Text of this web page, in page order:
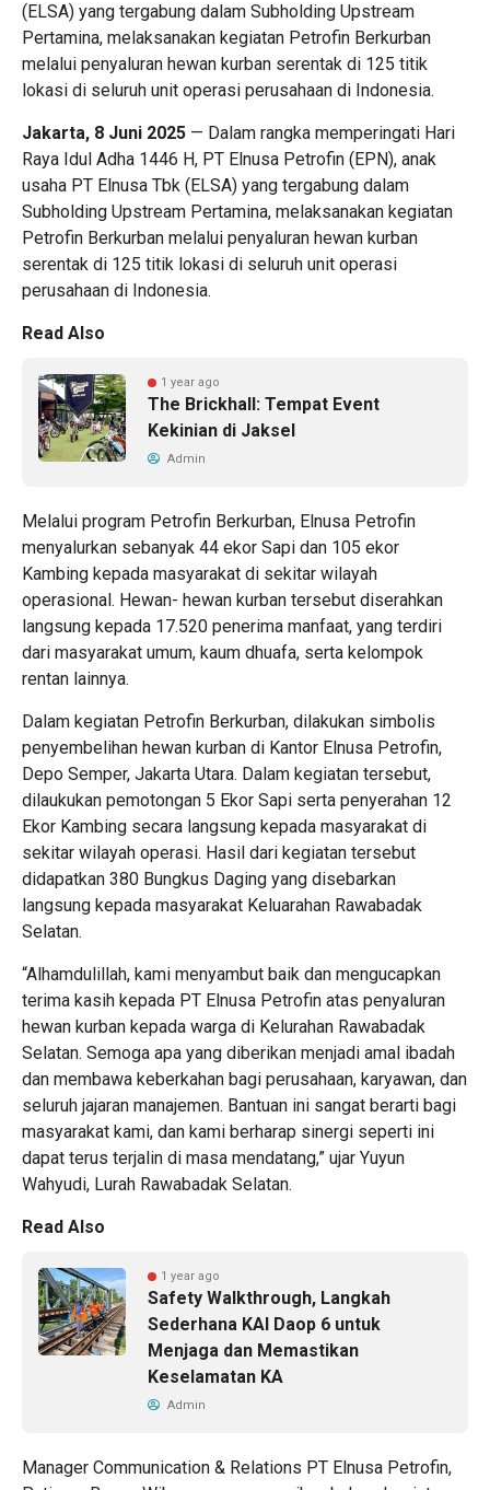
(ELSA) yang tergabung dalam Subholding Upstream
Pertamina, melaksanakan kegiatan Petrofin Berkurban
melalui penyaluran hewan kurban serentak di 125 titik
lokasi di seluruh unit operasi perusahaan di Indonesia.
Jakarta, 8 Juni 2025 — Dalam rangka memperingati Hari
Raya Idul Adha 1446 H, PT Elnusa Petrofin (EPN), anak
usaha PT Elnusa Tbk (ELSA) yang tergabung dalam
Subholding Upstream Pertamina, melaksanakan kegiatan
Petrofin Berkurban melalui penyaluran hewan kurban
serentak di 125 titik lokasi di seluruh unit operasi
perusahaan di Indonesia.
Read Also
1 year ago
The Brickhall: Tempat Event
Kekinian di Jaksel
Admin
Melalui program Petrofin Berkurban, Elnusa Petrofin
menyalurkan sebanyak 44 ekor Sapi dan 105 ekor
Kambing kepada masyarakat di sekitar wilayah
operasional. Hewan- hewan kurban tersebut diserahkan
langsung kepada 17.520 penerima manfaat, yang terdiri
dari masyarakat umum, kaum dhuafa, serta kelompok
rentan lainnya.
Dalam kegiatan Petrofin Berkurban, dilakukan simbolis
penyembelihan hewan kurban di Kantor Elnusa Petrofin,
Depo Semper, Jakarta Utara. Dalam kegiatan tersebut,
dilaukukan pemotongan 5 Ekor Sapi serta penyerahan 12
Ekor Kambing secara langsung kepada masyarakat di
sekitar wilayah operasi. Hasil dari kegiatan tersebut
didapatkan 380 Bungkus Daging yang disebarkan
langsung kepada masyarakat Keluarahan Rawabadak
Selatan.
“Alhamdulillah, kami menyambut baik dan mengucapkan
terima kasih kepada PT Elnusa Petrofin atas penyaluran
hewan kurban kepada warga di Kelurahan Rawabadak
Selatan. Semoga apa yang diberikan menjadi amal ibadah
dan membawa keberkahan bagi perusahaan, karyawan, dan
seluruh jajaran manajemen. Bantuan ini sangat berarti bagi
masyarakat kami, dan kami berharap sinergi seperti ini
dapat terus terjalin di masa mendatang,” ujar Yuyun
Wahyudi, Lurah Rawabadak Selatan.
Read Also
1 year ago
Safety Walkthrough, Langkah
Sederhana KAI Daop 6 untuk
Menjaga dan Memastikan
Keselamatan KA
Admin
Manager Communication & Relations PT Elnusa Petrofin,